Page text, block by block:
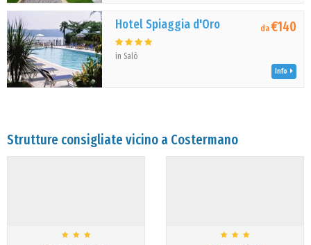
Hotel Spiaggia d'Oro
in Salò
da€140
Info
Strutture consigliate vicino a Costermano